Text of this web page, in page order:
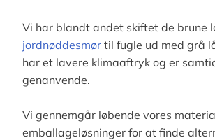
Vi har blandt andet skiftet de brune
jordnøddesmør til fugle ud med grå
har et lavere klimaaftryk og er
genanvende.
Vi gennemgår løbende vores
emballageløsninger for at finde